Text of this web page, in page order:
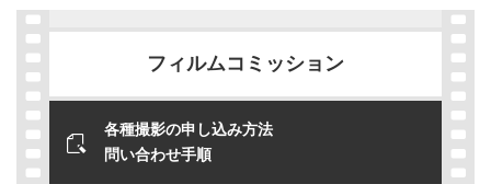
フィルムコミッション
各種撮影の申し込み方法
問い合わせ手順